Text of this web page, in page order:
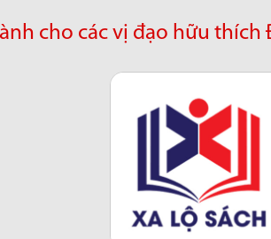
cho các vị đạo hữu thích